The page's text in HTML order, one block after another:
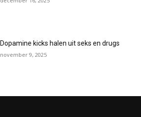
Dopamine kicks halen uit seks en drugs
november 9, 2025